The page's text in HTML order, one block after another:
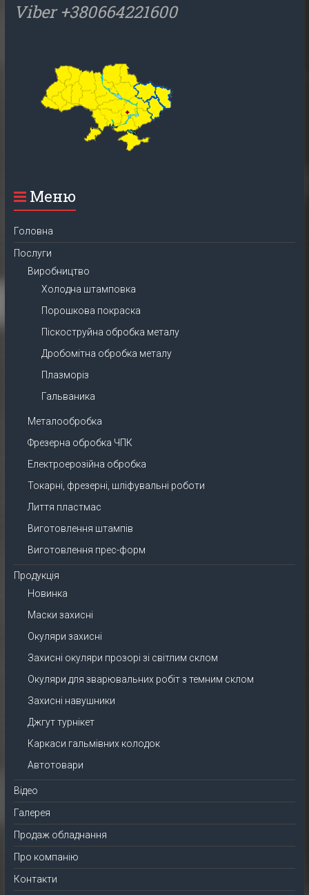
Viber +380664221600
Меню
Головна
Послуги
Виробництво
Холодна штамповка
Порошкова покраска
Піскоструйна обробка металу
Дробомітна обробка металу
Плазморіз
Гальваника
Металообробка
Фрезерна обробка ЧПК
Електроерозійна обробка
Токарні, фрезерні, шліфувальні роботи
Лиття пластмас
Виготовлення штампів
Виготовлення прес-форм
Продукція
Новинка
Маски захисні
Окуляри захисні
Захисні окуляри прозорі зі світлим склом
Окуляри для зварювальних робіт з темним склом
Захисні навушники
Джгут турнікет
Каркаси гальмівних колодок
Автотовари
Відео
Галерея
Продаж обладнання
Про компанію
Контакти